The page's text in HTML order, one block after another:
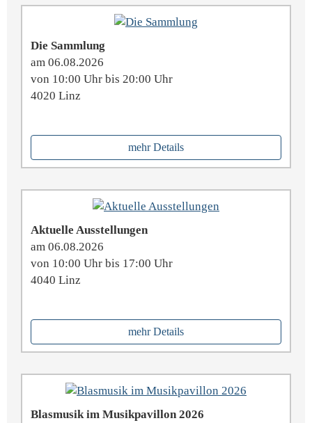
Die Sammlung
am 06.08.2026
von 10:00 Uhr bis 20:00 Uhr
4020 Linz
mehr Details
Aktuelle Ausstellungen
am 06.08.2026
von 10:00 Uhr bis 17:00 Uhr
4040 Linz
mehr Details
Blasmusik im Musikpavillon 2026